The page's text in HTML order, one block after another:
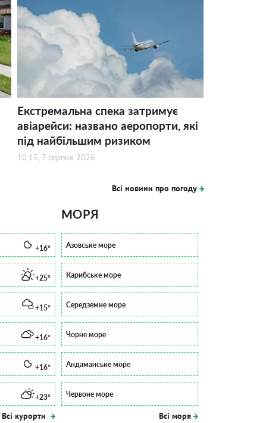
Екстремальна спека затримує
авіарейси: названо аеропорти, які
під найбільшим ризиком
10:15, 7 серпня 2026
Всі новини про погоду
+16°
+25°
+15°
+16°
+16°
+23°
Всі курорти
МОРЯ
Азовське море
Карибське море
Середземне море
Чорне море
Андаманське море
Червоне море
Всі моря